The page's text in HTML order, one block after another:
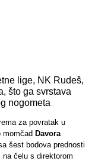
lige, NK Rudeš,
što ga svrstava
nogometa
za povratak u
momčad Davora
šest bodova prednosti
na čelu s direktorom